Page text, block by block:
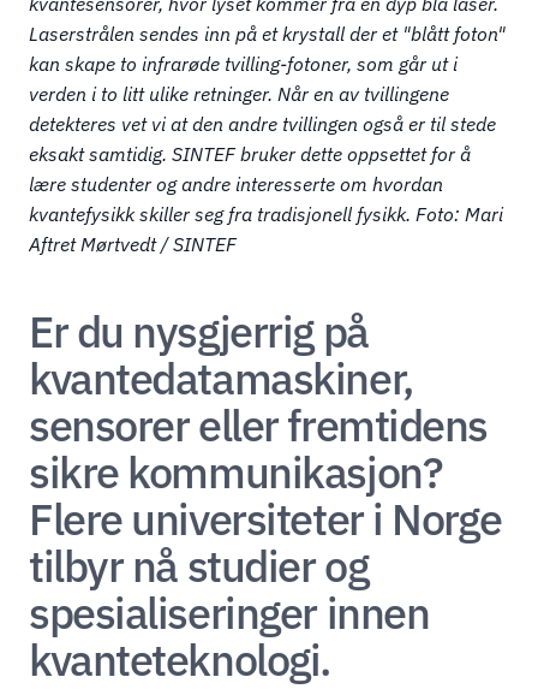
Laserstrålen sendes inn på et krystall der et "blått foton"
kan skape to infrarøde tvilling-fotoner, som går ut i
verden i to litt ulike retninger. Når en av tvillingene
detekteres vet vi at den andre tvillingen også er til stede
eksakt samtidig. SINTEF bruker dette oppsettet for å
lære studenter og andre interesserte om hvordan
kvantefysikk skiller seg fra tradisjonell fysikk. Foto: Mari
Aftret Mørtvedt / SINTEF
Er du nysgjerrig på
kvantedatamaskiner,
sensorer eller fremtidens
sikre kommunikasjon?
Flere universiteter i Norge
tilbyr nå studier og
spesialiseringer innen
kvanteteknologi.